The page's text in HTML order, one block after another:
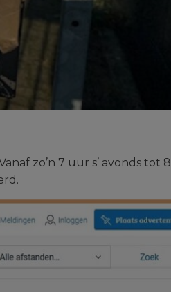
zo’n 7 uur s’ avonds tot 8